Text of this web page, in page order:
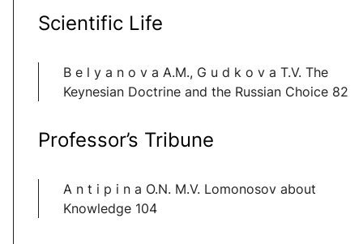
Scientific Life
B e l y a n o v a A.M., G u d k o v a T.V. The
Keynesian Doctrine and the Russian Choice 82
Professor’s Tribune
A n t i p i n a O.N. M.V. Lomonosov about
Knowledge 104